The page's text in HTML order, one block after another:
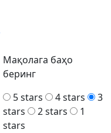
Мақолага баҳо
беринг
5 stars
4 stars
3
stars
2 stars
1
stars